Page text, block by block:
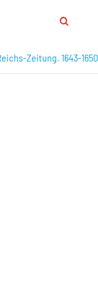
Zeitung. 1643-1650